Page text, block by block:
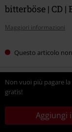
bitterböse | CD
Maggiori informazioni
Questo articolo
Non vuoi più pagare la
gratis!
Aggiungi